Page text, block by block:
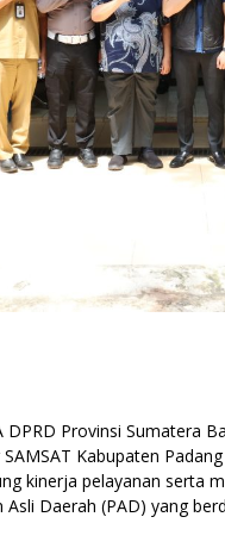
DPRD Provinsi Sumatera
Kabupaten
kinerja pelayanan serta
Daerah (PAD) yang